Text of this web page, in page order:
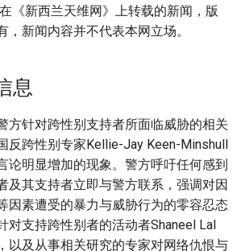
《新西兰天维网》上转载的新闻，版
，新闻内容并不代表本网立场。
息
方针对跨性别支持者所面临威胁的相关
反跨性别专家Kellie-Jay Keen-Minshull
论明显增加的现象。警方呼吁任何感到
及其支持者立即与警方联系，强调对因
因素遭受的暴力与威胁行为的零容忍态
对支持跨性别者的活动者Shaneel Lal
以及从事相关研究的专家对网络仇恨与